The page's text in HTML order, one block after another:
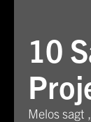
10
Melos sagt